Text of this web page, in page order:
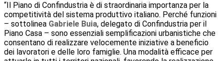
“Il Piano di Confindustria è di straordinaria importanza per la
competitività del sistema produttivo italiano. Perché funzioni
– sottolinea Gabriele Buia, delegato di Confindustria per il
Piano Casa – sono essenziali semplificazioni urbanistiche che
consentano di realizzare velocemente iniziative a beneficio
dei lavoratori e delle loro famiglie. Una modalità efficace per